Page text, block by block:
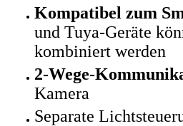
Kompatibel zum
und Tuya-Geräte
kombiniert werden
2-Wege-
Kamera
Separate